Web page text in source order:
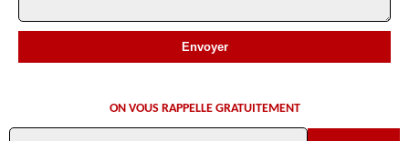
ON VOUS RAPPELLE GRATUITEMENT